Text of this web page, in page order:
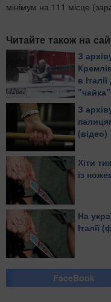
мінімум на 111 місце
Читайте також на
З
в
З
(відео)
Хіти
із
На
Італії
FaceBook